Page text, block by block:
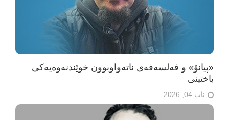
«پیانۆ» و فەلسەفەی ناتەواوبوون خوێندنەوەیەکی
باختینی
ئاب 04, 2026